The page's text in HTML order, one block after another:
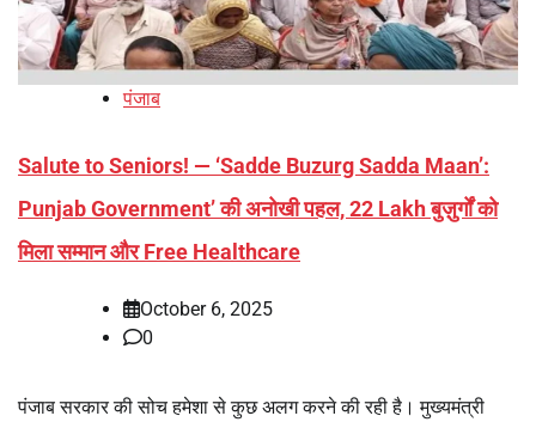
पंजाब
Salute to Seniors! — ‘Sadde Buzurg Sadda Maan’:
Punjab Government’ की अनोखी पहल, 22 Lakh बुज़ुर्गों को
मिला सम्मान और Free Healthcare
October 6, 2025
0
पंजाब सरकार की सोच हमेशा से कुछ अलग करने की रही है। मुख्यमंत्री